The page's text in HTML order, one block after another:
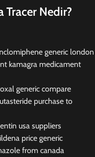
Tracer Nedir?
generic london
kamagra medicament
generic compare
purchase to
usa suppliers
price generic
from canada